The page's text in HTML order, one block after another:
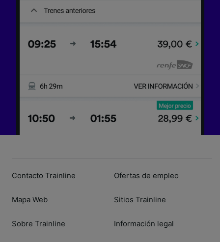
Contacto Trainline
Mapa Web
Sobre Trainline
Ofertas de empleo
Sitios Trainline
Información legal